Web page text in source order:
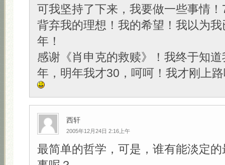
可我坚持了下来，我要做一些事情
背弃我的理想！我的希望！我以为
年！
感谢《肖申克的救赎》！我终于知
年，明年我才30，呵呵！我才刚上
西轩
2005年12月24日 2:16上午
最简单的哲学，可是，谁有能淡定